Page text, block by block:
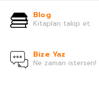
Blog
Kitapları takip et.
Bize Yaz
Ne zaman istersen!